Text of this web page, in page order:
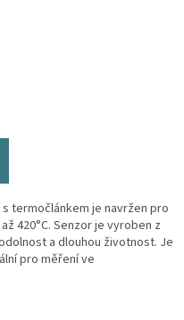
termočlánkem je navržen pro
420°C. Senzor je vyroben z
a dlouhou životnost. Je
pro měření ve